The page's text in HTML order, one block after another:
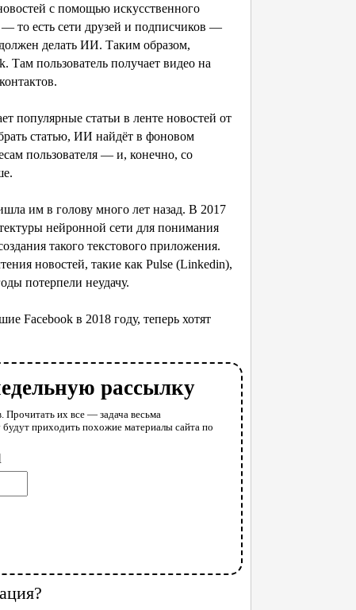
с помощью искусственного
то есть сети друзей и подписчиков —
делать ИИ. Таким образом,
Там пользователь получает видео на
популярные статьи в ленте новостей от
статью, ИИ найдёт в фоновом
пользователя — и, конечно, со
им в голову много лет назад. В 2017
нейронной сети для понимания
такого текстового приложения.
новостей, такие как Pulse (Linkedin),
потерпели неудачу.
Facebook в 2018 году, теперь хотят
рассылку
их все — задача весьма
приходить похожие материалы сайта по